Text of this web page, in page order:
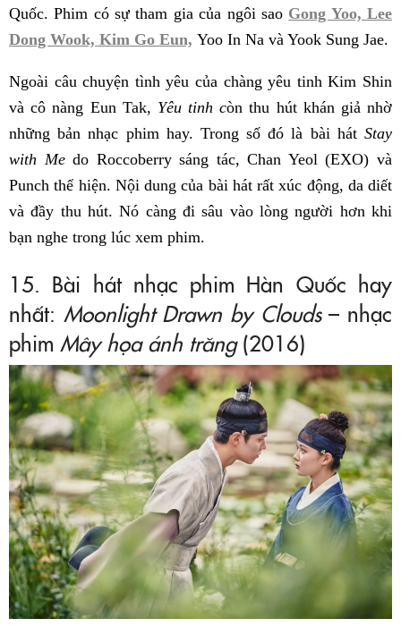
Quốc. Phim có sự tham gia của ngôi sao Gong Yoo,Lee
Dong Wook, Kim Go Eun, Yoo In Na và Yook Sung Jae.
Ngoài câu chuyện tình yêu của chàng yêu tinh Kim Shin
và cô nàng Eun Tak, Yêu tinh còn thu hút khán giả nhờ
những bản nhạc phim hay. Trong số đó là bài hátStay
with Medo Roccoberry sáng tác, Chan Yeol (EXO) và
Punch thể hiện. Nội dung của bài hát rất xúc động, da diết
và đầy thu hút. Nó càng đi sâu vào lòng người hơn khi
bạn nghe trong lúc xem phim.
15. Bài hát nhạc phim Hàn Quốc hay
nhất: Moonlight Drawn by Clouds– nhạc
phim Mây họa ánh trăng(2016)